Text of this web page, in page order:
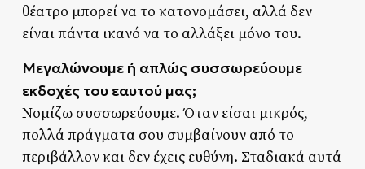
θέατρο μπορεί να το κατονομάσει, αλλά δεν
είναι πάντα ικανό να το αλλάξει μόνο του.
Μεγαλώνουμε ή απλώς συσσωρεύουμε
εκδοχές του εαυτού μας;
Νομίζω συσσωρεύουμε. Όταν είσαι μικρός,
πολλά πράγματα σου συμβαίνουν από το
περιβάλλον και δεν έχεις ευθύνη. Σταδιακά αυτά